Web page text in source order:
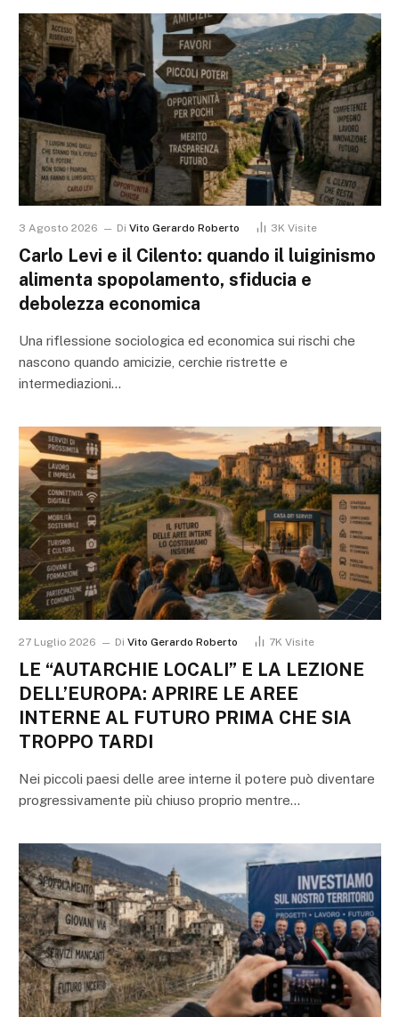
3 Agosto 2026 Di Vito Gerardo Roberto 3K Visite
Carlo Levi e il Cilento: quando il luiginismo
alimenta spopolamento, sfiducia e
debolezza economica
Una riflessione sociologica ed economica sui rischi che
nascono quando amicizie, cerchie ristrette e
intermediazioni…
27 Luglio 2026 Di Vito Gerardo Roberto 7K Visite
LE “AUTARCHIE LOCALI” E LA LEZIONE
DELL’EUROPA: APRIRE LE AREE
INTERNE AL FUTURO PRIMA CHE SIA
TROPPO TARDI
Nei piccoli paesi delle aree interne il potere può diventare
progressivamente più chiuso proprio mentre…